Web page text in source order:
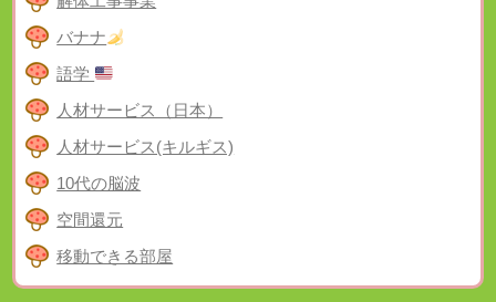
バナナ
語学
人材サービス（日本）
人材サービス(キルギス)
10代の脳波
空間還元
移動できる部屋